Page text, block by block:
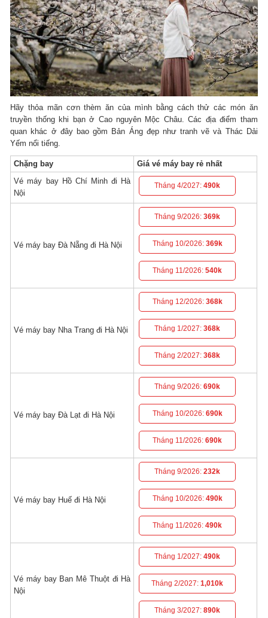
Hãy thỏa mãn cơn thèm ăn của mình bằng cách thử các món ăn
truyền thống khi bạn ở Cao nguyên Mộc Châu. Các địa điểm tham
quan khác ở đây bao gồm Bản Áng đẹp như tranh vẽ và Thác Dải
Yếm nổi tiếng.
Chặng bay
Giá vé máy bay rẻ nhất
Vé máy bay Hồ Chí Minh đi Hà
Nội
Tháng 4/2027:490k
Vé máy bay Đà Nẵng đi Hà Nội
Tháng 9/2026:369k
Tháng 10/2026: 369k
Tháng 11/2026:540k
Vé máy bay Nha Trang đi Hà Nội
Tháng 12/2026: 368k
Tháng 1/2027:368k
Tháng 2/2027:368k
Vé máy bay Đà Lạt đi Hà Nội
Tháng 9/2026:690k
Tháng 10/2026: 690k
Tháng 11/2026:690k
Vé máy bay Huế đi Hà Nội
Tháng 9/2026:232k
Tháng 10/2026: 490k
Tháng 11/2026:490k
Vé máy bay Ban Mê Thuột đi Hà
Nội
Tháng 1/2027:490k
Tháng 2/2027:1,010k
Tháng 3/2027:890k